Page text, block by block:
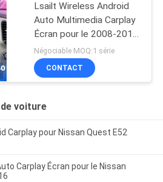
Lsailt Wireless Android
Auto Multimedia Carplay
Écran pour le 2008-2017
Infiniti EX25 EX35 EX37
EX30d EX QX50
Négociable MOQ:1 série
CONTACT
voiture
Carplay pour Nissan Quest E52
Carplay Écran pour le Nissan